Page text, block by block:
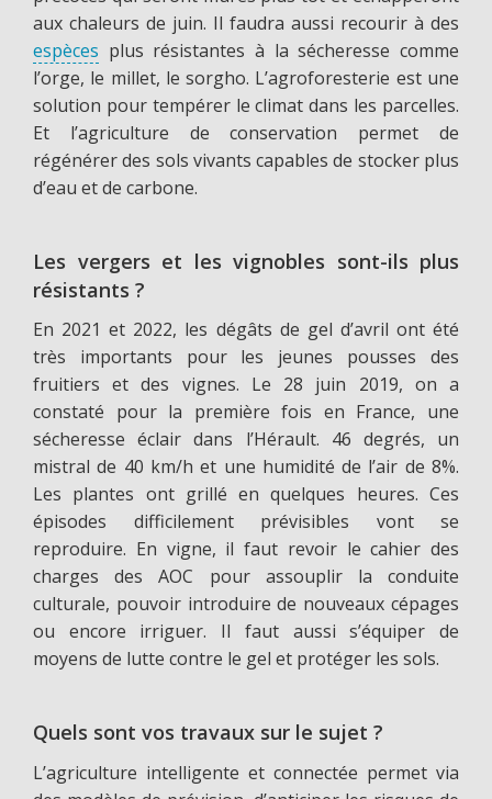
aux chaleurs de juin. Il faudra aussi recourir à des
espèces plus résistantes à la sécheresse comme
l’orge, le millet, le sorgho. L’agroforesterie est une
solution pour tempérer le climat dans les parcelles.
Et l’agriculture de conservation permet de
régénérer des sols vivants capables de stocker plus
d’eau et de carbone.
Les vergers et les vignobles sont-ils plus
résistants ?
En 2021 et 2022, les dégâts de gel d’avril ont été
très importants pour les jeunes pousses des
fruitiers et des vignes. Le 28 juin 2019, on a
constaté pour la première fois en France, une
sécheresse éclair dans l’Hérault. 46 degrés, un
mistral de 40 km/h et une humidité de l’air de 8%.
Les plantes ont grillé en quelques heures. Ces
épisodes difficilement prévisibles vont se
reproduire. En vigne, il faut revoir le cahier des
charges des AOC pour assouplir la conduite
culturale, pouvoir introduire de nouveaux cépages
ou encore irriguer. Il faut aussi s’équiper de
moyens de lutte contre le gel et protéger les sols.
Quels sont vos travaux sur le sujet ?
L’agriculture intelligente et connectée permet via